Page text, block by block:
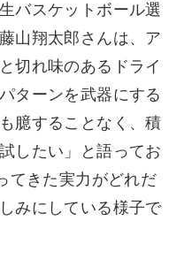
バスケットボール選
山翔太郎さんは、ア
切れ味のあるドライ
ターンを武器にする
臆することなく、積
したい」と語ってお
てきた実力がどれだ
みにしている様子で